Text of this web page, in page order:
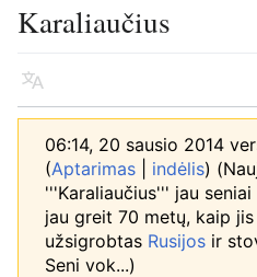
Karaliaučius
Kalba
06:14, 20 sausio 2014
(Aptarimas indėlis)
'''Karaliaučius''' jau
jau greit 70 metų, kaip
užsigrobtas Rusijos ir
Seni vok...)